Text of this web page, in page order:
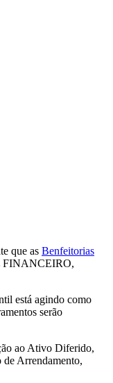
que as Benfeitorias
FINANCEIRO,
está agindo como
serão
ao Ativo Diferido,
Arrendamento,